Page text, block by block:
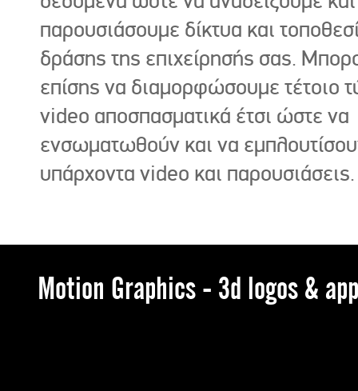
παρουσιάσουμε δίκτυα και
δράσης της επιχείρησής σας.
επίσης να διαμορφώσουμε τέτοιο
video αποσπασματικά έτσι ώστε να
ενσωματωθούν και να
υπάρχοντα video και παρουσιάσεις.
Motion Graphics - 3d logos &